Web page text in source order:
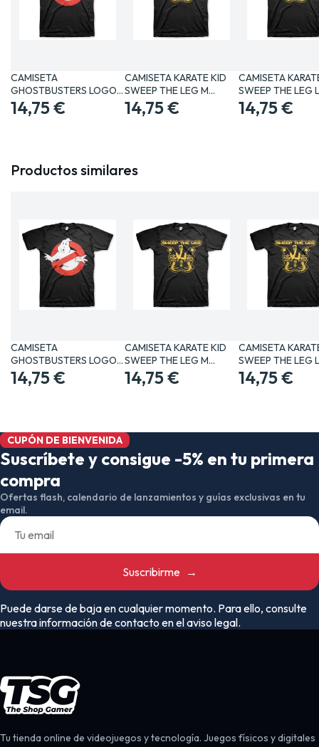
CAMISETA
GHOSTBUSTERS LOGO
CLASICO XL…
14,75 €
CAMISETA KARATE KID
SWEEP THE LEG M…
14,75 €
CAMISETA
SWEEP THE LEG
14,75 €
Productos similares
CAMISETA
GHOSTBUSTERS LOGO
CLASICO XL…
14,75 €
CAMISETA KARATE KID
SWEEP THE LEG M…
14,75 €
CAMISETA
SWEEP THE LEG
14,75 €
CUPÓN DE BIENVENIDA
Suscríbete y consigue -5% en tu primera
compra
Ofertas flash, calendario de lanzamientos y guías exclusivas en tu
email.
Suscribirme →
Puede darse de baja en cualquier momento. Para ello, consulte
nuestra información de contacto en el aviso legal.
Tu tienda online de videojuegos y tecnología. Juegos físicos y digitales